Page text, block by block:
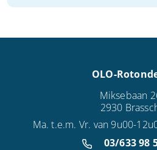
OLO-
Miksebaan
2930
Ma. t.e.m. Vr. van 9u00-
03/633 98